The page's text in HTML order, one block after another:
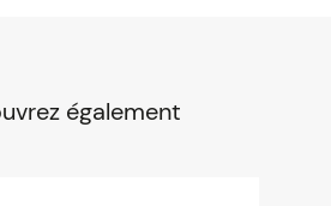
également